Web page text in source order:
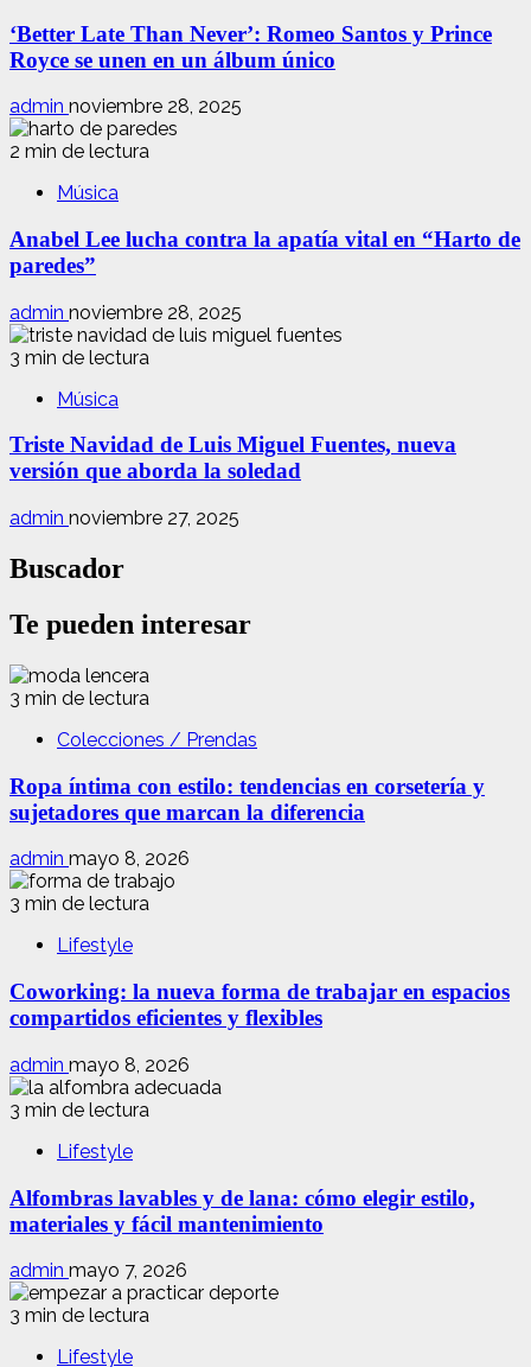
‘Better Late Than Never’: Romeo Santos y Prince
Royce se unen en un álbum único
admin noviembre 28, 2025
2 min de lectura
Música
Anabel Lee lucha contra la apatía vital en “Harto de
paredes”
admin noviembre 28, 2025
3 min de lectura
Música
Triste Navidad de Luis Miguel Fuentes, nueva
versión que aborda la soledad
admin noviembre 27, 2025
Buscador
Te pueden interesar
3 min de lectura
Colecciones / Prendas
Ropa íntima con estilo: tendencias en corsetería y
sujetadores que marcan la diferencia
admin mayo 8, 2026
3 min de lectura
Lifestyle
Coworking: la nueva forma de trabajar en espacios
compartidos eficientes y flexibles
admin mayo 8, 2026
3 min de lectura
Lifestyle
Alfombras lavables y de lana: cómo elegir estilo,
materiales y fácil mantenimiento
admin mayo 7, 2026
3 min de lectura
Lifestyle